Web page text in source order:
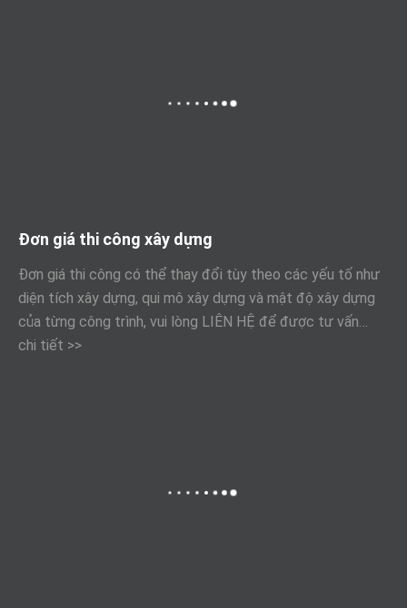
Đơn giá thi công xây dựng
Đơn giá thi công có thể thay đổi tùy theo các yếu tố như
diện tích xây dựng, qui mô xây dựng và mật độ xây dựng
của từng công trình, vui lòng LIÊN HỆ để được tư vấn…
chi tiết >>